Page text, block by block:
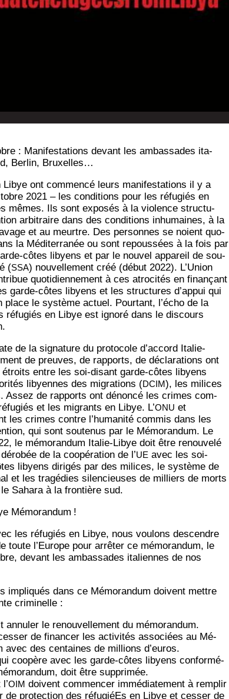
: Mani­fes­ta­tions devant les ambas­sades ita­
Ber­lin, Bruxelles…
Libye ont com­men­cé leurs mani­fes­ta­tions il y a
2021 – les condi­tions pour les ré­fu­giés en
mêmes. Ils sont expo­sés à la vio­lence struc­tu­
arbi­traire dans des condi­tions inhu­maines, à la
et au meurtre. Des per­sonnes se noient quo­
la Mé­di­ter­ra­née ou sont repous­sées à la fois par
côtes libyens et par le nou­vel appa­reil de sou­
(SSA) nou­vel­le­ment créé (dé­but 2022). L’Union
quo­ti­dien­ne­ment à ces atro­ci­tés en finançant
garde-côtes libyens et les struc­tures d’appui qui
place le sys­tème actuel. Pour­tant, l’écho de la
ré­fu­giés en Libye est igno­ré dans le dis­cours
de la signa­ture du pro­to­cole d’accord Ita­lie-
de preuves, de rap­ports, de dé­cla­ra­tions ont
entre les soi-disant garde-côtes libyens
libyennes des migra­tions (DCIM), les milices
Assez de rap­ports ont dé­non­cé les crimes com­
et les migrants en Libye. L’ONU et
les crimes contre l’humanité com­mis dans les
qui sont sou­te­nus par le Mé­mo­ran­dum. Le
le mé­mo­ran­dum Ita­lie-Libye doit être renou­ve­lé
de la coopé­ra­tion de l’UEavec les soi-
libyens diri­gés par des milices, le sys­tème de
et les tra­gé­dies silen­cieuses de mil­liers de morts
Saha­ra à la fron­tière sud.
Mé­mo­ran­dum !
les ré­fu­giés en Libye, nous vou­lons des­cendre
toute l’Europe pour arrê­ter ce mé­mo­ran­dum, le
devant les ambas­sades ita­liennes de nos
impli­qués dans ce Mé­mo­ran­dum doivent mettre
criminelle :
annu­ler le renou­vel­le­ment du mémorandum.
de finan­cer les acti­vi­tés asso­ciées au Mé­
avec des cen­taines de mil­lions d’euros.
coopère avec les garde-côtes libyens confor­mé­
doit être supprimée.
OIM doivent com­men­cer immé­dia­te­ment à rem­plir
de pro­tec­tion des ré­fu­giéEs en Libye et ces­ser de